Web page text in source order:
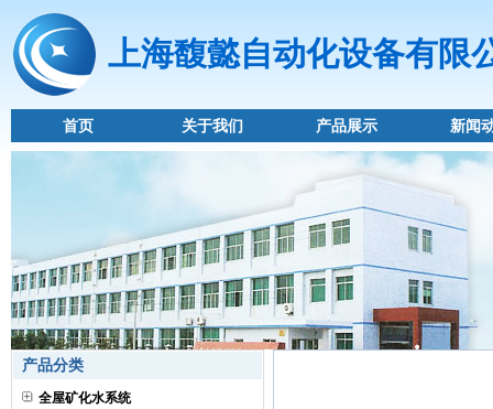
上海馥懿自动化设备有限
首页 关于我们 产品展示 新闻
产品分类
全屋矿化水系统